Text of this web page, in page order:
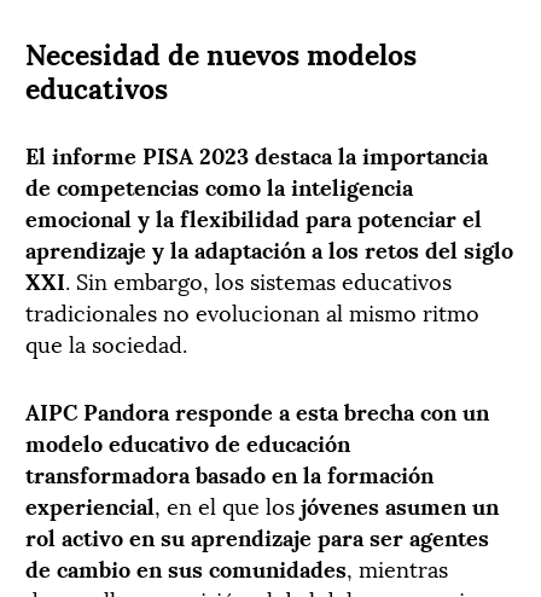
Necesidad de nuevos modelos
educativos
El informe PISA 2023 destaca la importancia
de competencias como la inteligencia
emocional y la flexibilidad para potenciar el
aprendizaje y la adaptación a los retos del siglo
XXI. Sin embargo, los sistemas educativos
tradicionales no evolucionan al mismo ritmo
que la sociedad.
AIPC Pandora responde a esta brecha con un
modelo educativo de educación
transformadora basado en la formación
experiencial, en el que losjóvenes asumen un
rol activo en su aprendizaje para ser agentes
de cambio en sus comunidades, mientras